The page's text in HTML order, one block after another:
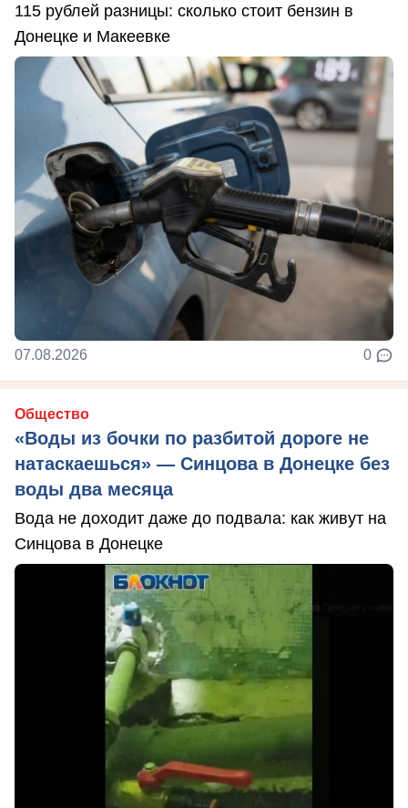
115 рублей разницы: сколько стоит бензин в
Донецке и Макеевке
07.08.2026 0
Общество
«Воды из бочки по разбитой дороге не
натаскаешься» — Синцова в Донецке без
воды два месяца
Вода не доходит даже до подвала: как живут на
Синцова в Донецке